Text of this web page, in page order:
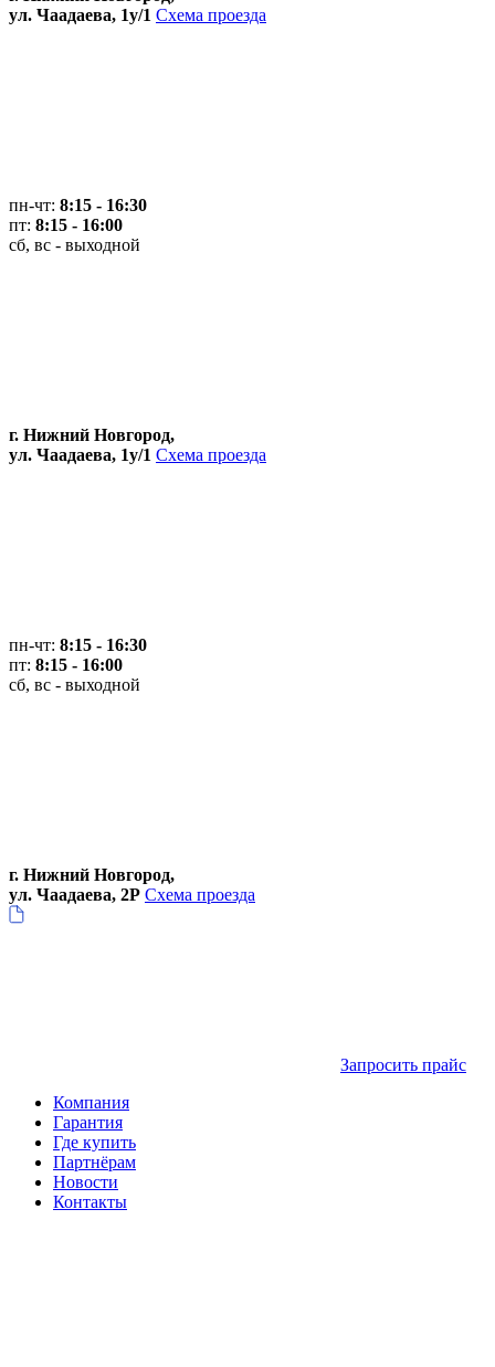
ул. Чаадаева, 1у/1 Схема проезда
пн-чт: 8:15 - 16:30
пт: 8:15 - 16:00
сб, вс - выходной
г. Нижний Новгород,
ул. Чаадаева, 1у/1 Схема проезда
пн-чт: 8:15 - 16:30
пт: 8:15 - 16:00
сб, вс - выходной
г. Нижний Новгород,
ул. Чаадаева, 2Р Схема проезда
Запросить прайс
Компания
Гарантия
Где купить
Партнёрам
Новости
Контакты